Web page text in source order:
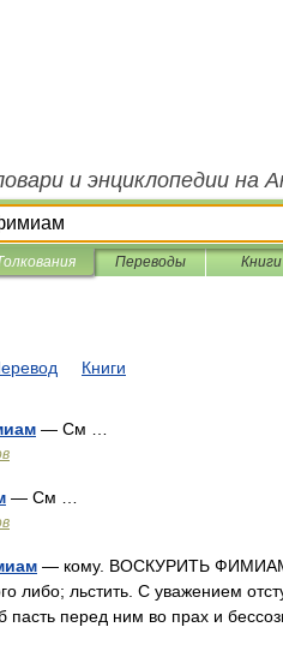
и энциклопедии на
Переводы Книги
Книги
— См …
— См …
— кому. ВОСКУРИТЬ ФИМИАМ
либо; льстить. С уважением
пасть перед ним во прах и